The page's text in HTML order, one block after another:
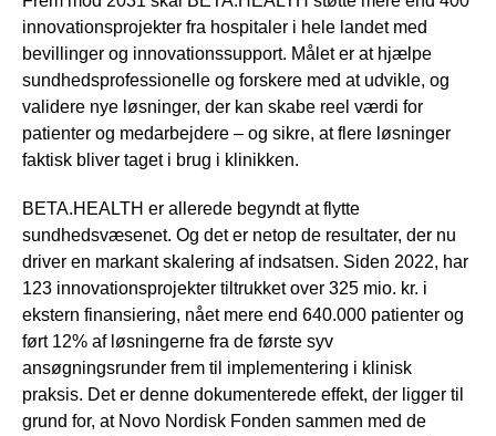
innovationsprojekter fra hospitaler i hele landet med
bevillinger og innovationssupport. Målet er at hjælpe
sundhedsprofessionelle og forskere med at udvikle, og
validere nye løsninger, der kan skabe reel værdi for
patienter og medarbejdere – og sikre, at flere løsninger
faktisk bliver taget i brug i klinikken.
BETA.HEALTH er allerede begyndt at flytte
sundhedsvæsenet. Og det er netop de resultater, der nu
driver en markant skalering af indsatsen. Siden 2022, har
123 innovationsprojekter tiltrukket over 325 mio. kr. i
ekstern finansiering, nået mere end 640.000 patienter og
ført 12% af løsningerne fra de første syv
ansøgningsrunder frem til implementering i klinisk
praksis. Det er denne dokumenterede effekt, der ligger til
grund for, at Novo Nordisk Fonden sammen med de